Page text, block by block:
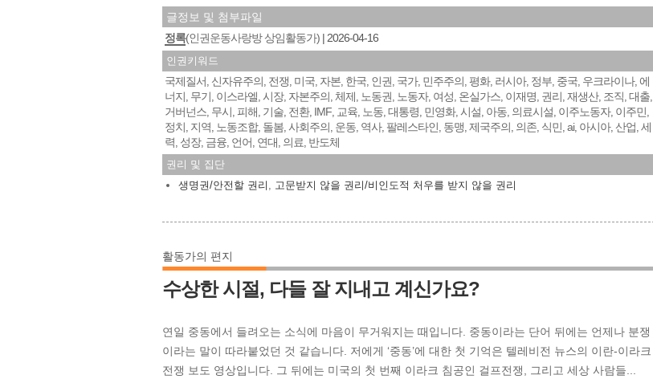
글정보 및 첨부파일
정록(인권운동사랑방 상임활동가) 2026-04-16
인권키워드
국제질서, 신자유주의, 전쟁, 미국, 자본, 한국, 인권, 국가, 민주주의, 평화, 러시아, 정부, 중국, 우크라이나, 에
너지, 무기, 이스라엘, 시장, 자본주의, 체제, 노동권, 노동자, 여성, 온실가스, 이재명, 권리, 재생산, 조직, 대출,
거버넌스, 무시, 피해, 기술, 전환, IMF, 교육, 노동, 대통령, 민영화, 시설, 아동, 의료시설, 이주노동자, 이주민,
정치, 지역, 노동조합, 돌봄, 사회주의, 운동, 역사, 팔레스타인, 동맹, 제국주의, 의존, 식민, ai, 아시아, 산업, 세
력, 성장, 금융, 언어, 연대, 의료, 반도체
권리 및 집단
생명권/안전할 권리 , 고문받지 않을 권리/비인도적 처우를 받지 않을 권리
활동가의 편지
수상한 시절, 다들 잘 지내고 계신가요?
연일 중동에서 들려오는 소식에 마음이 무거워지는 때입니다. 중동이라는 단어 뒤에는 언제나 분쟁
이라는 말이 따라붙었던 것 같습니다. 저에게 ‘중동’에 대한 첫 기억은 텔레비전 뉴스의 이란-이라크
전쟁 보도 영상입니다. 그 뒤에는 미국의 첫 번째 이라크 침공인 걸프전쟁, 그리고 세상 사람들...